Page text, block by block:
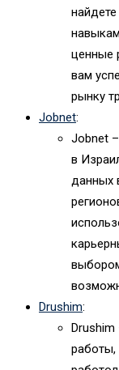
ценные
вам
рынку
Jobnet:
Jobnet
в
данных
Drushim:
Drushim
работы,